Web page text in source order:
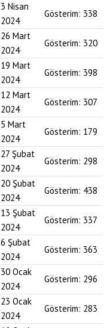
3 Nisan
2024
Gösterim: 338
26 Mart
2024
Gösterim: 320
19 Mart
2024
Gösterim: 398
12 Mart
2024
Gösterim: 307
5 Mart
2024
Gösterim: 179
27 Şubat
2024
Gösterim: 298
20 Şubat
2024
Gösterim: 438
13 Şubat
2024
Gösterim: 337
6 Şubat
2024
Gösterim: 363
30 Ocak
2024
Gösterim: 296
23 Ocak
2024
Gösterim: 283